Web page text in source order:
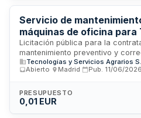
trabajo de la organización,
operativa y el confort de los
Servicio de
máquinas de oficina para
Servicios Agrarios S.A.
Licitación pública para la
mantenimiento preventivo y
oficina de la empresa
(TRAGSATEC). El servicio
como fotocopiadoras,
equipos afines utilizados en las
Tecnologías y Servicios Agrarios
Abierto
Madrid Pub. 11/06/2026
PRESUPUESTO
0,01 EUR